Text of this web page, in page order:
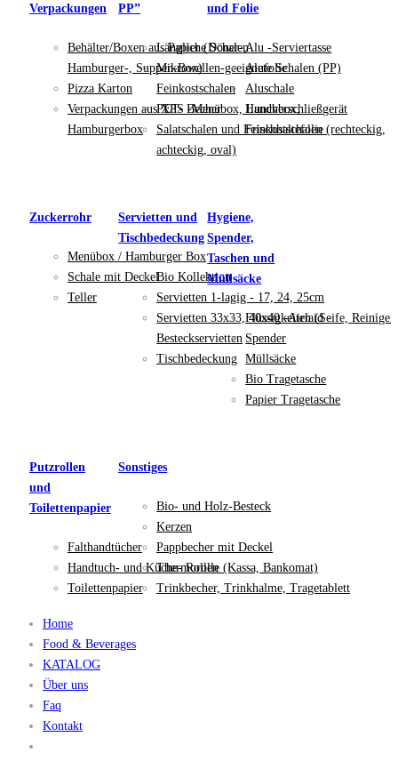
Verpackungen
Behälter/Boxen aus Papier (Döner-,
Hamburger-, Suppen-Box)
Pizza Karton
Verpackungen aus XPS -Menübox, Lunchbox,
Hamburgerbox
PP”
Längliche Schalen
Mikrowellen-geeignete Schalen (PP)
Feinkostschalen
PET- Becher
Salatschalen und Feinkostschalen (rechteckig,
achteckig, oval)
und Folie
Alu -Serviertasse
Alufolie
Aluschale
Handverschließgerät
Frischhaltefolie
Zuckerrohr
Menübox / Hamburger Box
Schale mit Deckel
Teller
Servietten und
Tischbedeckung
Bio Kollektion
Servietten 1-lagig - 17, 24, 25cm
Servietten 33x33, 40x40 -Airlaid -
Besteckservietten
Tischbedeckung
Hygiene,
Spender,
Taschen und
Müllsäcke
Flüssigkeiten (Seife,
Spender
Müllsäcke
Bio Tragetasche
Papier Tragetasche
Putzrollen
und
Toilettenpapier
Falthandtücher
Handtuch- und Küche- Rollen
Toilettenpapier
Sonstiges
Bio- und Holz-Besteck
Kerzen
Pappbecher mit Deckel
Thermorolle (Kassa, Bankomat)
Trinkbecher, Trinkhalme, Tragetablett
Home
Food & Beverages
KATALOG
Über uns
Faq
Kontakt